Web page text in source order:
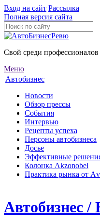
Вход на сайт Рассылка
Полная версия сайта
Свой среди профессионалов
Меню
Автобизнес
Новости
Обзор прессы
События
Интервью
Рецепты успеха
Персоны автобизнеса
Досье
Эффективные
Колонка Akzonobel
Практика рынка от
Автобизнес /